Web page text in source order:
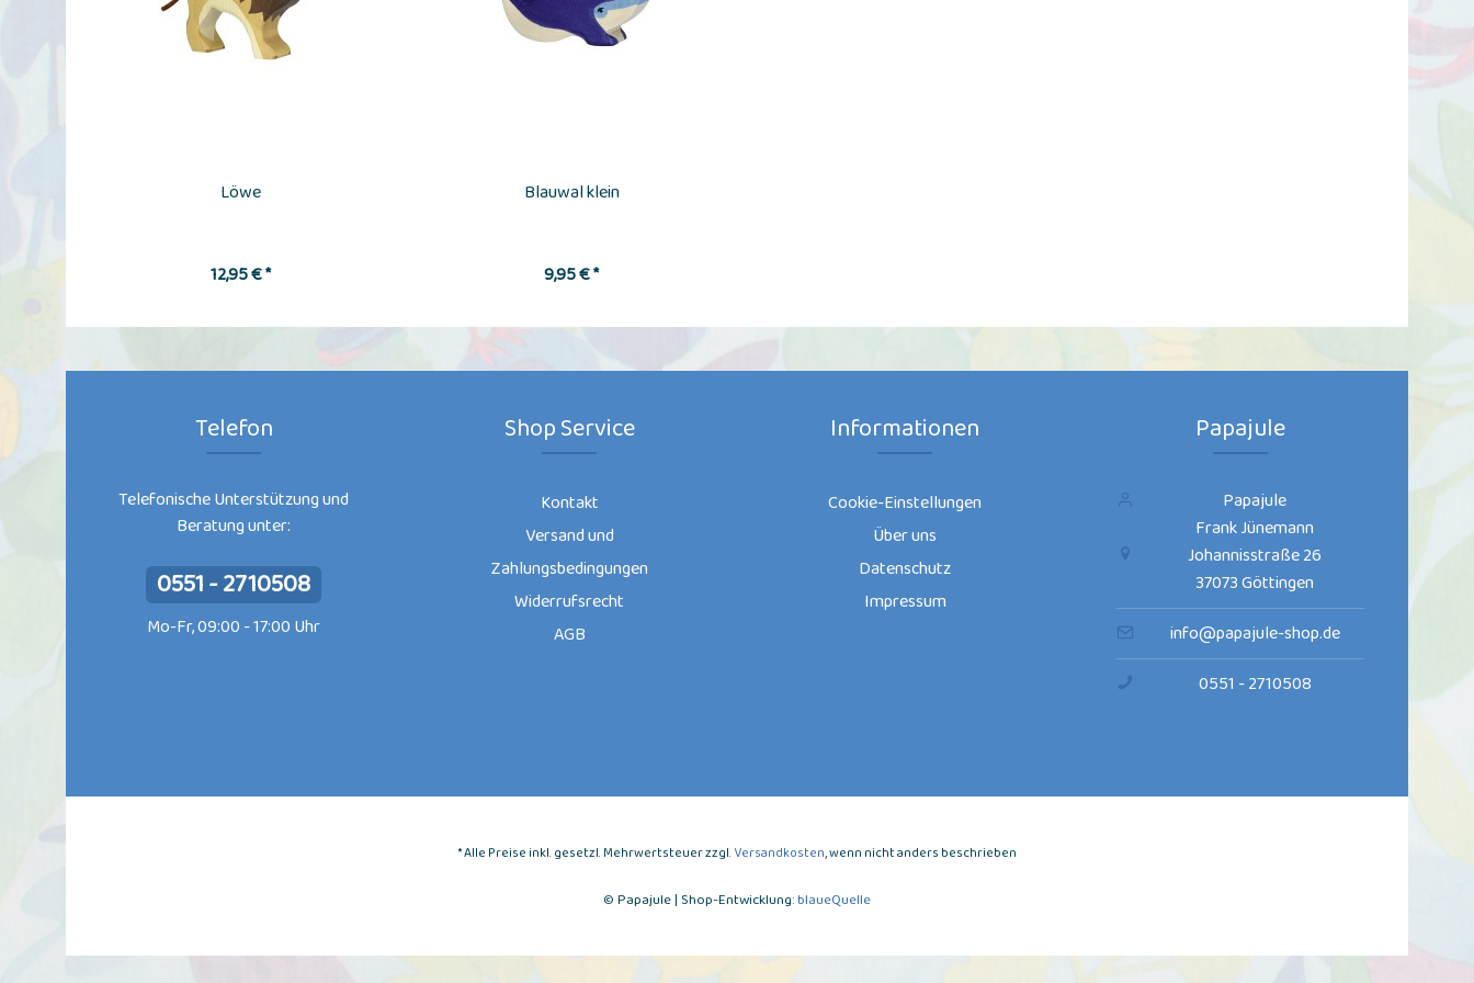
Löwe
12,95 € *
Blauwal klein
9,95 € *
Telefon
Telefonische Unterstützung und
Beratung unter:
0551 - 2710508
Mo-Fr, 09:00 - 17:00 Uhr
Shop Service
Kontakt
Versand und
Zahlungsbedingungen
Widerrufsrecht
AGB
Informationen
Cookie-Einstellungen
Über uns
Datenschutz
Impressum
Papajule
Papajule
Frank Jünemann
Johannisstraße 26
37073 Göttingen
info@papajule-shop.de
0551 - 2710508
* Alle Preise inkl. gesetzl. Mehrwertsteuer zzgl. Versandkosten, wenn nicht anders beschrieben
© Papajule | Shop-Entwicklung:blaueQuelle